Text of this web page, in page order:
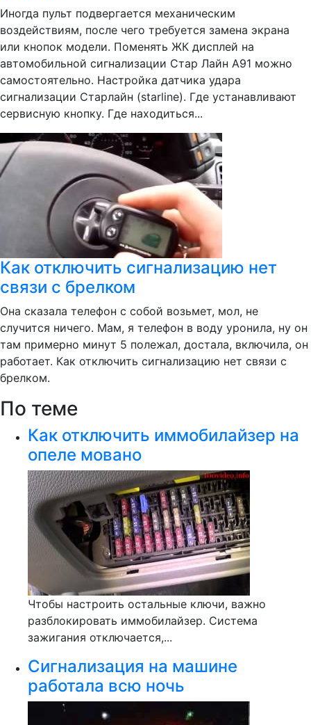
Иногда пульт подвергается механическим
воздействиям, после чего требуется замена экрана
или кнопок модели. Поменять ЖК дисплей на
автомобильной сигнализации Стар Лайн А91 можно
самостоятельно. Настройка датчика удара
сигнализации Старлайн (starline). Где устанавливают
сервисную кнопку. Где находиться...
Как отключить сигнализацию нет
связи с брелком
Она сказала телефон с собой возьмет, мол, не
случится ничего. Мам, я телефон в воду уронила, ну он
там примерно минут 5 полежал, достала, включила, он
работает. Как отключить сигнализацию нет связи с
брелком.
По теме
Как отключить иммобилайзер на
опеле мовано
Чтобы настроить остальные ключи, важно
разблокировать иммобилайзер. Система
зажигания отключается,...
Сигнализация на машине
работала всю ночь